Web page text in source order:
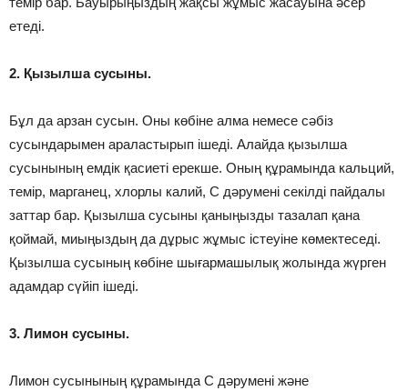
етеді.
2. Қызылша сусыны.
Бұл да арзан сусын. Оны көбіне алма немесе сәбіз
сусындарымен араластырып ішеді. Алайда қызылша
сусынының емдік қасиеті ерекше. Оның құрамында кальций,
темір, марганец, хлорлы калий, С дәрумені секілді пайдалы
заттар бар. Қызылша сусыны қаныңызды тазалап қана
қоймай, миыңыздың да дұрыс жұмыс істеуіне көмектеседі.
Қызылша сусының көбіне шығармашылық жолында жүрген
адамдар сүйіп ішеді.
3. Лимон сусыны.
Лимон сусынының құрамында С дәрумені және